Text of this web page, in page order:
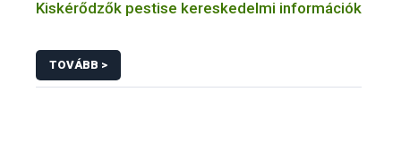
Kiskérődzők pestise kereskedelmi információk
TOVÁBB >